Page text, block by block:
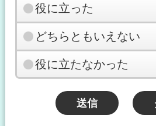
役に立った
どちらともいえない
役に立たなかった